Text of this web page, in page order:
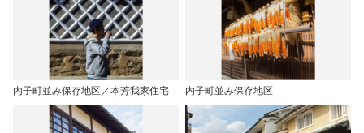
内子町並み保存地区／本芳我家住宅 内子町並み保存地区